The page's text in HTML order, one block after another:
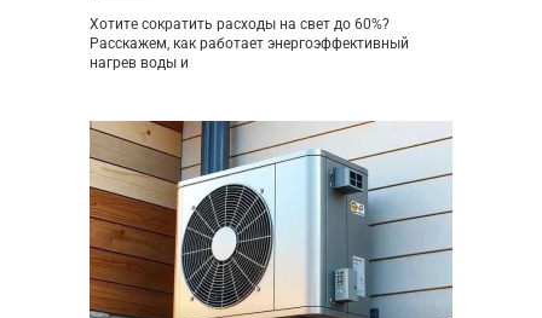
Хотите сократить расходы на свет до 60%?
Расскажем, как работает энергоэффективный
нагрев воды и